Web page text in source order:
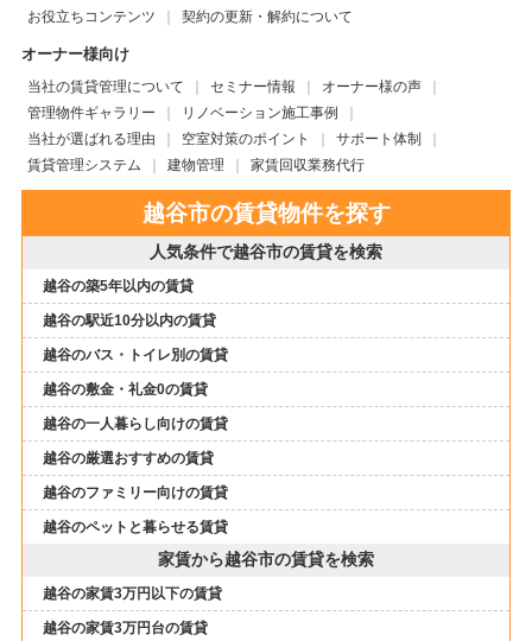
お役立ちコンテンツ
契約の更新・解約について
オーナー様向け
当社の賃貸管理について セミナー情報
オーナー様の声
管理物件ギャラリー
リノベーション施工事例
当社が選ばれる理由
空室対策のポイント
サポート体制
賃貸管理システム
建物管理 家賃回収業務代行
越谷市の賃貸物件を探す
人気条件で越谷市の賃貸を検索
越谷の築5年以内の賃貸
越谷の駅近10分以内の賃貸
越谷のバス・トイレ別の賃貸
越谷の敷金・礼金0の賃貸
越谷の一人暮らし向けの賃貸
越谷の厳選おすすめの賃貸
越谷のファミリー向けの賃貸
越谷のペットと暮らせる賃貸
家賃から越谷市の賃貸を検索
越谷の家賃3万円以下の賃貸
越谷の家賃3万円台の賃貸